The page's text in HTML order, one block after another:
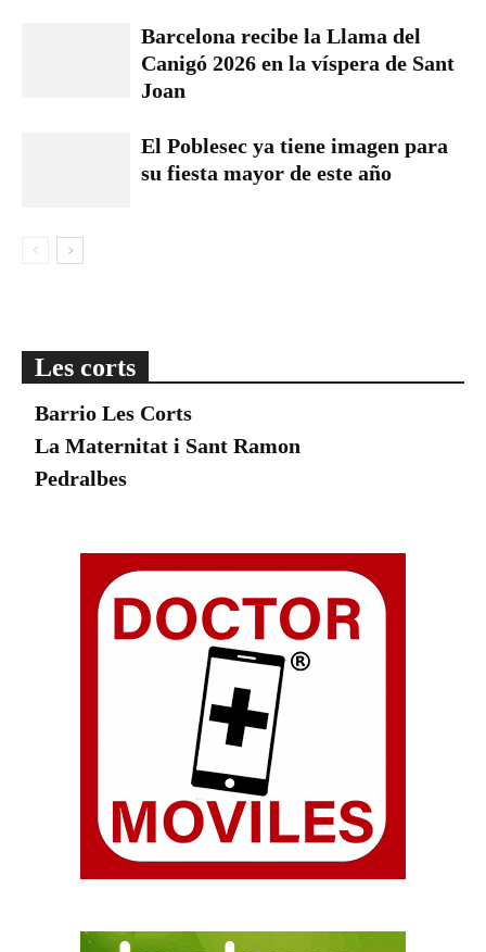
Barcelona recibe la Llama del
Canigó 2026 en la víspera de Sant
Joan
El Poblesec ya tiene imagen para
su fiesta mayor de este año
Les corts
Barrio Les Corts
La Maternitat i Sant Ramon
Pedralbes